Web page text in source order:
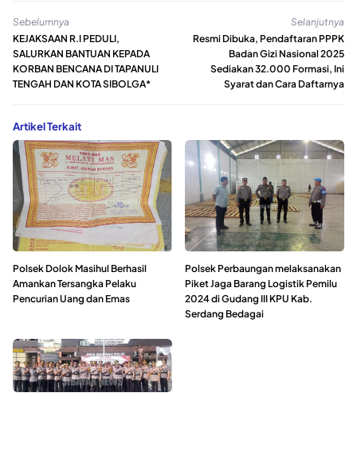
Sebelumnya
KEJAKSAAN R.I PEDULI,
SALURKAN BANTUAN KEPADA
KORBAN BENCANA DI TAPANULI
TENGAH DAN KOTA SIBOLGA*
Selanjutnya
Resmi Dibuka, Pendaftaran PPPK
Badan Gizi Nasional 2025
Sediakan 32.000 Formasi, Ini
Syarat dan Cara Daftarnya
Artikel Terkait
Polsek Dolok Masihul Berhasil
Amankan Tersangka Pelaku
Pencurian Uang dan Emas
Polsek Perbaungan melaksanakan
Piket Jaga Barang Logistik Pemilu
2024 di Gudang III KPU Kab.
Serdang Bedagai